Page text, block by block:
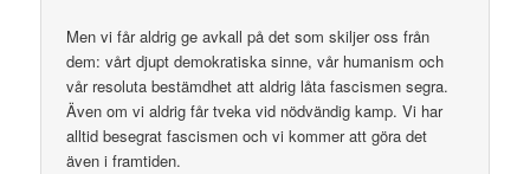
Men vi får aldrig ge avkall på det som skiljer oss från
dem: vårt djupt demokratiska sinne, vår humanism och
vår resoluta bestämdhet att aldrig låta fascismen segra.
Även om vi aldrig får tveka vid nödvändig kamp. Vi har
alltid besegrat fascismen och vi kommer att göra det
även i framtiden.